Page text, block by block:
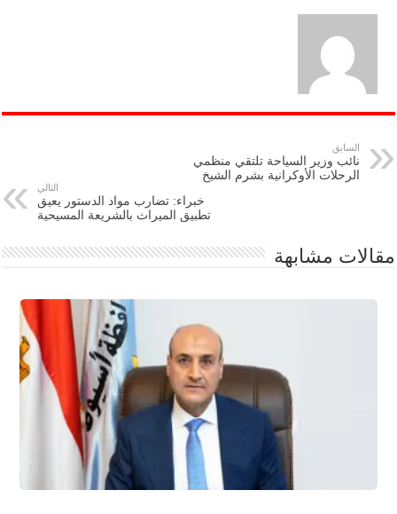
السابق
نائب وزير السياحة تلتقي منظمي
الرحلات الأوكرانية بشرم الشيخ
التالي
خبراء: تضارب مواد الدستور يعيق
تطبيق الميراث بالشريعة المسيحية
مقالات مشابهة